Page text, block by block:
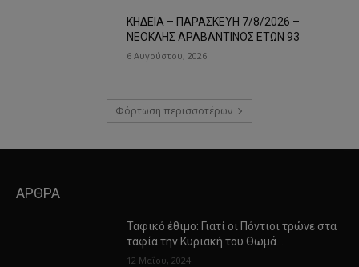
ΚΗΔΕΙΑ – ΠΑΡΑΣΚΕΥΗ 7/8/2026 –
ΝΕΟΚΛΗΣ ΑΡΑΒΑΝΤΙΝΟΣ ΕΤΩΝ 93
6 Αυγούστου, 2026
Φόρτωση περισσοτέρων
ΑΡΘΡΑ
Ταφικό έθιμο: Γιατί οι Πόντιοι τρώνε στα
ταφία την Κυριακή του Θωμά…
12 Μαΐου, 2024